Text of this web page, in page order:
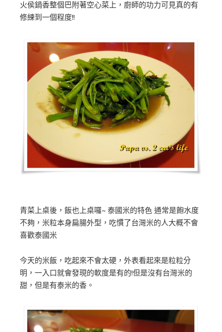
火侯鍋香整個巴附著空心菜上，廚師的功力可見真的有
修練到一個程度!!
青菜上桌後，飯也上桌囉~ 泰國米的特色 通常是飽水度
不夠，米粒本身扁腸外型，吃慣了台灣米的人大概不會
喜歡泰國米
今天的米飯，吃起來不會太硬，外表看起來是粒粒分
明，一入口就會發現的軟度是有的!但是沒有台灣米的
甜，但是有泰米的香。